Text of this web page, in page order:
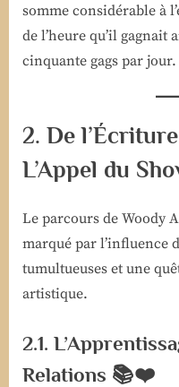
somme considérable à
de l’heure qu’il
cinquante gags par jour.
2. De
L’Appel du
Le parcours de Woody
marqué par l’influence
tumultueuses et une
artistique.
2.1.
Relations 📚❤️